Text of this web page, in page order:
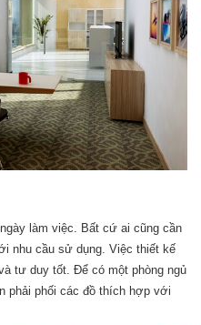
làm việc. Bất cứ ai cũng cần
nhu cầu sử dụng. Việc thiết kế
tư duy tốt. Để có một phòng ngủ
phải phối các đồ thích hợp với